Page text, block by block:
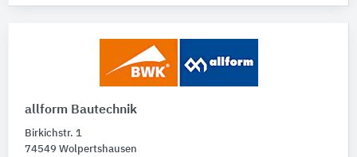
allform Bautechnik
Birkichstr. 1
74549 Wolpertshausen